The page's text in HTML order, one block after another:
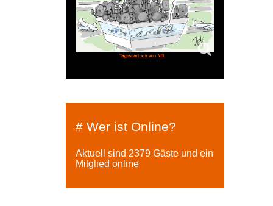
# Wer ist Online?
Aktuell sind 2379 Gäste und ein
Mitglied online